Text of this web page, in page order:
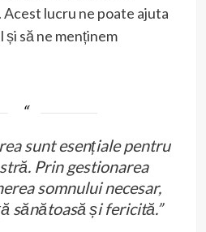
lucru ne poate ajuta
să ne menținem
sunt esențiale pentru
Prin gestionarea
somnului necesar,
sănătoasă și fericită.”